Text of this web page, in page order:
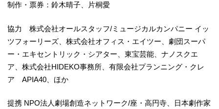
​制作・票券：鈴木晴子、片桐愛
協力 株式会社オールスタッフ/ミュージカルカンパニー イッ
ツフォーリーズ、株式会社オフィス・エイツー、劇団スーパ
ー・エキセントリック・シアター、東宝芸能、ナノスクエ
ア、株式会社HIDEKO事務所、有限会社プランニング・クレ
ア APIA40、ほか
提携 NPO法人劇場創造ネットワーク/座・高円寺、日本劇作家